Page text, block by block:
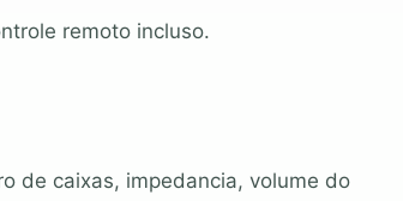
remoto incluso.
de caixas, impedancia, volume do